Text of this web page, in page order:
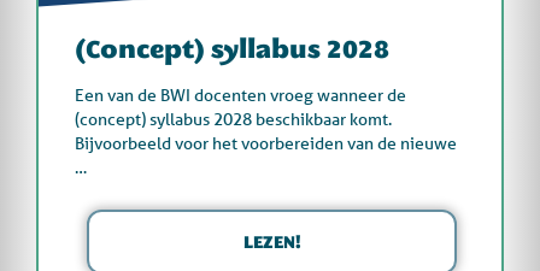
(Concept) syllabus 2028
Een van de BWI docenten vroeg wanneer de
(concept) syllabus 2028 beschikbaar komt.
Bijvoorbeeld voor het voorbereiden van de nieuwe
…
LEZEN!